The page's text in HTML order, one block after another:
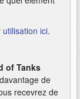
utilisation ici.
of Tanks
de
recevrez de